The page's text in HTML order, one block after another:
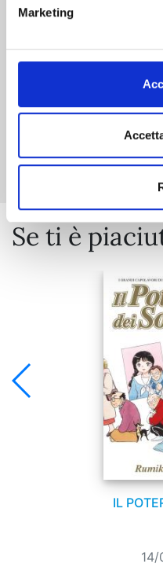
Marketing
€ 7,50
Se ti è
IL